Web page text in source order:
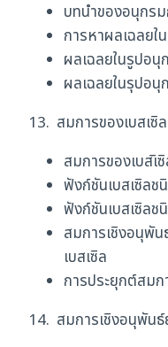
บทนำของอนุกร
การหาผลเฉลย
ผลเฉลยในรูปอ
ผลเฉลยในรุปอ
13. สมการของเบสเซิ
สมการของเบสเิ
ฟังก์ชันเบสเซิลช
ฟังก์ชันเบสเซิลช
สมการเชิงอนุพั
เบสเซิล
การประยุกต์สมก
14. สมการเชิงอนุพัน